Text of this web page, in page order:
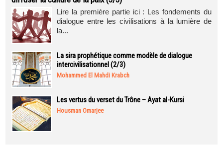
Lire la première partie ici : Les fondements du
dialogue entre les civilisations à la lumière de
la...
La sira prophétique comme modèle de dialogue
intercivilisationnel (2/3)
Mohammed El Mahdi Krabch
Les vertus du verset du Trône – Ayat al-Kursi
Housman Omarjee